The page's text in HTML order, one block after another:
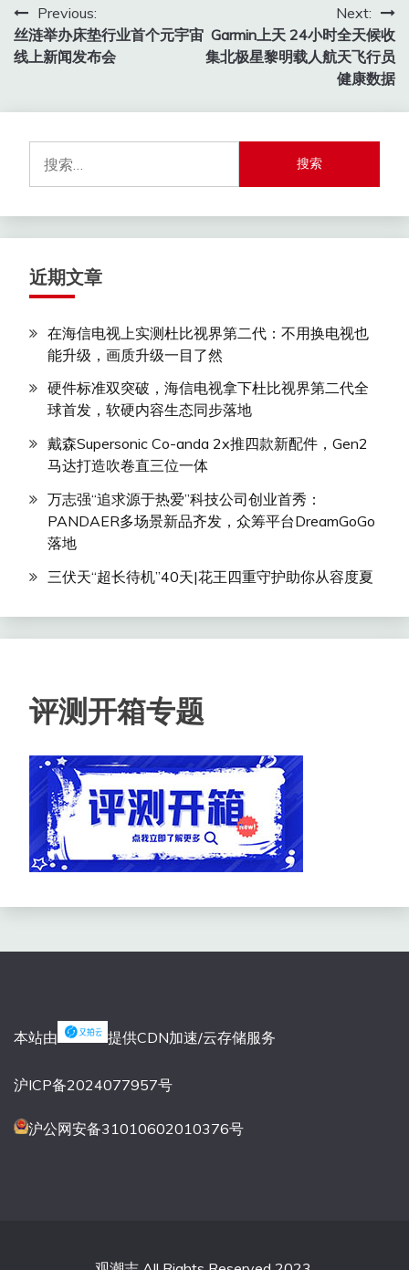
文
章
航
Previous:
丝涟举办床垫行业首个元宇宙
线上新闻发布会
Next:
Garmin上天 24小时全天候收
集北极星黎明载人航天飞行员
健康数据
索：
近期文章
在海信电视上实测杜比视界第二代：不用换电视也
能升级，画质升级一目了然
硬件标准双突破，海信电视拿下杜比视界第二代全
球首发，软硬内容生态同步落地
戴森Supersonic Co-anda 2x推四款新配件，Gen2
马达打造吹卷直三位一体
万志强“追求源于热爱”科技公司创业首秀：
PANDAER多场景新品齐发，众筹平台DreamGoGo
落地
三伏天“超长待机”40天|花王四重守护助你从容度夏
评测开箱专题
本站由 提供CDN加速/云存储服务
沪ICP备2024077957号
沪公网安备31010602010376号